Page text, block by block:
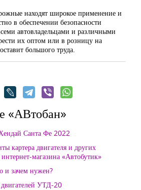
находят широкое применение и
в обеспечении безопасности
автовладельцами и различными
их оптом или в розницу на
большого труда.
«АВтобан»
Санта Фе 2022
картера двигателя и других
интернет-магазина «Автобутик»
и зачем нужен?
УТД-20